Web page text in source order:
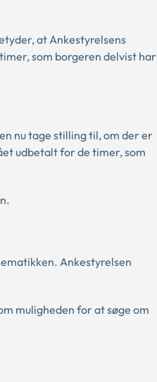
at Ankestyrelsens
som borgeren delvist har
nu tage stilling til, om der er
udbetalt for de timer, som
Ankestyrelsen
muligheden for at søge om